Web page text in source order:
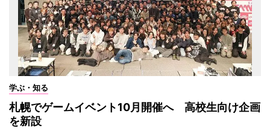
学ぶ・知る
札幌でゲームイベント10月開催へ 高校生向け企画
を新設